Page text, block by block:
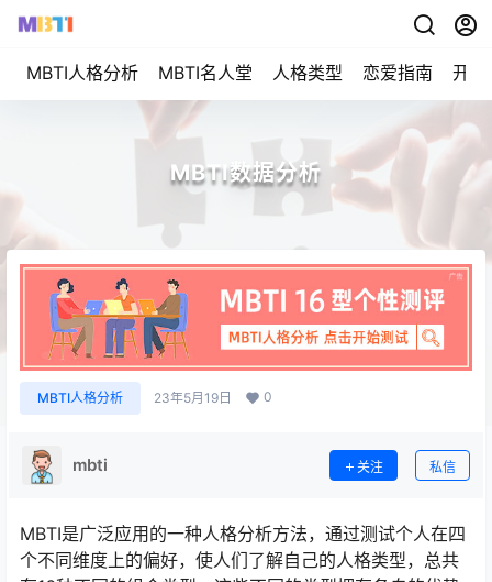
MBTI人格分析 MBTI名人堂 人格类型 恋爱指南 开始
MBTI数据分析
MBTI人格分析 23年5月19日 0
mbti 关注 私信
MBTI是广泛应用的一种人格分析方法，通过测试个人在四
个不同维度上的偏好，使人们了解自己的人格类型，总共